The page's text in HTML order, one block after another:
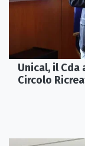
Unical, il Cda
Circolo